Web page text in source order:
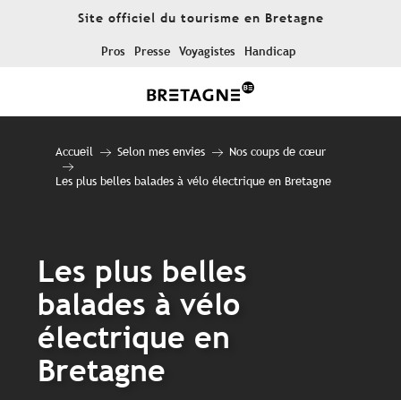
Site officiel du tourisme en Bretagne
Pros Presse Voyagistes Handicap
Accueil Selon mes envies Nos coups de cœur
Les plus belles balades à vélo électrique en Bretagne
Les plus belles
balades à vélo
électrique en
Bretagne